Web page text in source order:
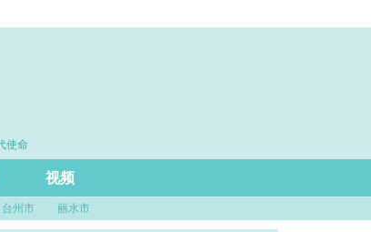
命
视频
台州市 丽水市